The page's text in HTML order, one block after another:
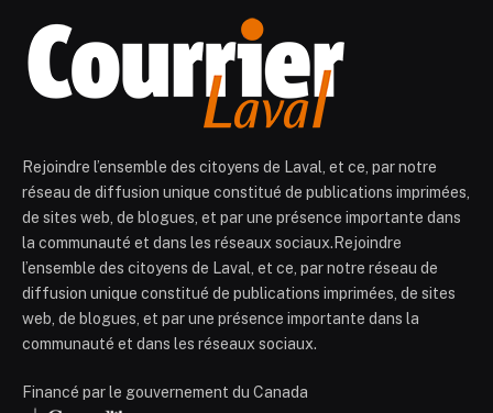
Rejoindre l’ensemble des citoyens de Laval, et ce, par notre
réseau de diffusion unique constitué de publications imprimées,
de sites web, de blogues, et par une présence importante dans
la communauté et dans les réseaux sociaux.Rejoindre
l’ensemble des citoyens de Laval, et ce, par notre réseau de
diffusion unique constitué de publications imprimées, de sites
web, de blogues, et par une présence importante dans la
communauté et dans les réseaux sociaux.
Financé par le gouvernement du Canada